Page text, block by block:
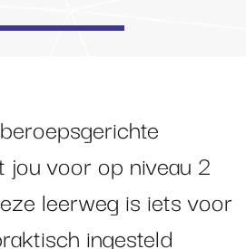
jou voor op niveau 2
leerweg is iets voor
ingesteld